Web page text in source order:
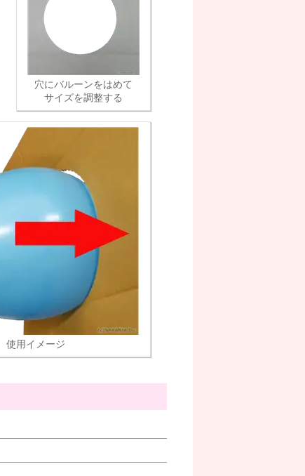
穴にバルーンをはめて
サイズを調整する
使用イメージ